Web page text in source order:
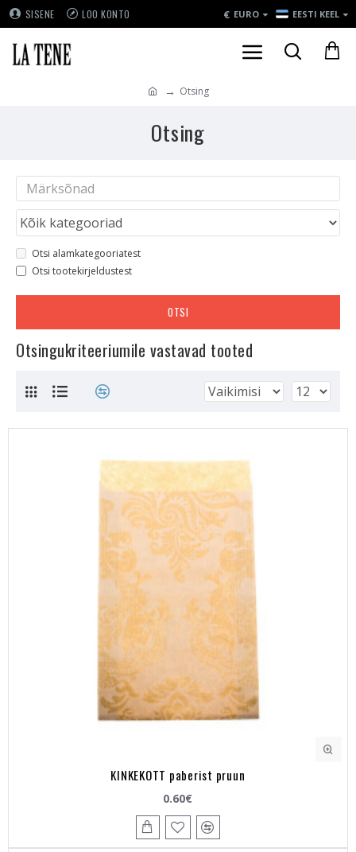
SISENE LOO KONTO € EURO EESTI KEEL
Otsing
Otsing
Otsi alamkategooriatest
Otsi tootekirjeldustest
OTSI
Otsingukriteeriumile vastavad tooted
KINKEKOTT paberist pruun
0.60€